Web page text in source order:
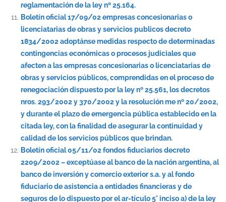
reglamentación de la ley nº 25.164.
Boletín oficial 17/09/02 empresas concesionarias o
licenciatarias de obras y servicios publicos decreto
1834/2002 adoptánse medidas respecto de determinadas
contingencias económicas o procesos judiciales que
afecten a las empresas concesionarias o licenciatarias de
obras y servicios públicos, comprendidas en el proceso de
renegociación dispuesto por la ley nº 25.561, los decretos
nros. 293/2002 y 370/2002 y la resolución me nº 20/2002,
y durante el plazo de emergencia pública establecido en la
citada ley, con la finalidad de asegurar la continuidad y
calidad de los servicios públicos que brindan.
Boletín oficial 05/11/02 fondos fiduciarios decreto
2209/2002 – exceptúase al banco de la nación argentina, al
banco de inversión y comercio exterior s.a. y al fondo
fiduciario de asistencia a entidades financieras y de
seguros de lo dispuesto por el ar-tículo 5° inciso a) de la ley